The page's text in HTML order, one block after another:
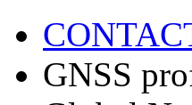
GNSS